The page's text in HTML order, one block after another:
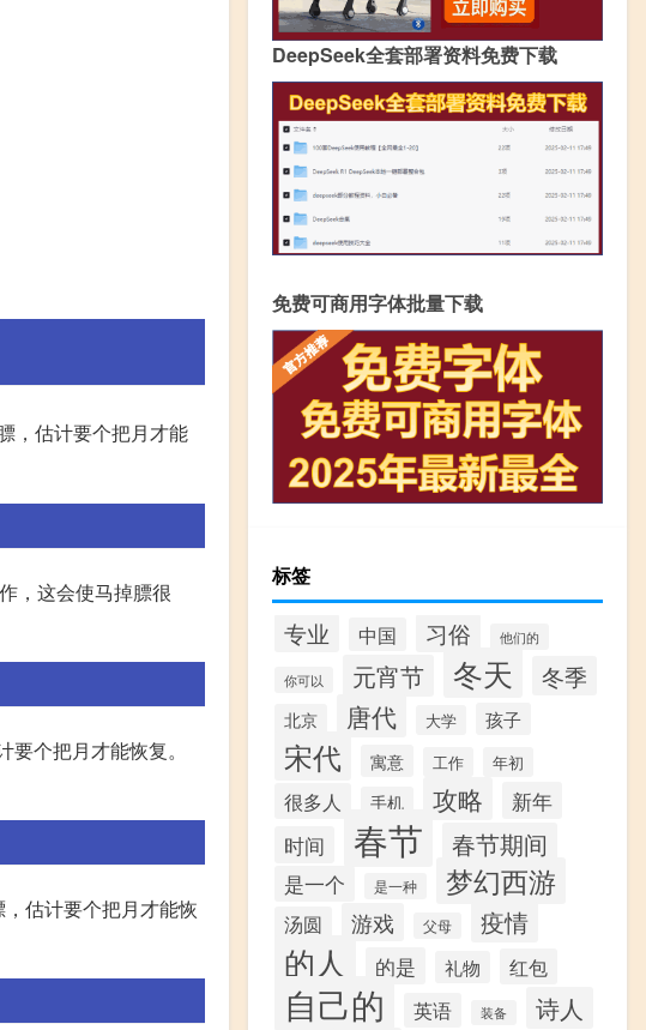
，估计要个把月才能
，这会使马掉膘很
个把月才能恢复。
估计要个把月才能恢
DeepSeek全套部署资料免费下载
免费可商用字体批量下载
标签
专业 中国 习俗 他们的
你可以 元宵节 冬天 冬季
北京 唐代 大学 孩子
宋代 寓意 工作 年初
很多人 手机 攻略
新年
时间
春节 春节期间
是一个 是一种 梦幻西游
汤圆 游戏 父母 疫情
的人 的是 礼物 红包
自己的 英语 装备 诗人